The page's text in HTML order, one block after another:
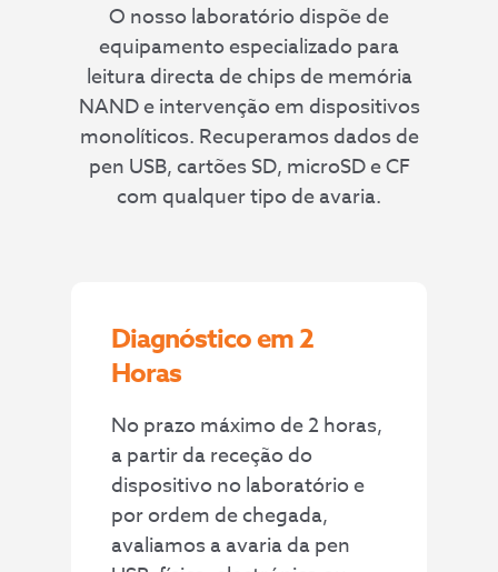
O nosso laboratório dispõe de
equipamento especializado para
leitura directa de chips de memória
NAND e intervenção em dispositivos
monolíticos. Recuperamos dados de
pen USB, cartões SD, microSD e CF
com qualquer tipo de avaria.
Diagnóstico em 2
Horas
No prazo máximo de 2 horas,
a partir da receção do
dispositivo no laboratório e
por ordem de chegada,
avaliamos a avaria da pen